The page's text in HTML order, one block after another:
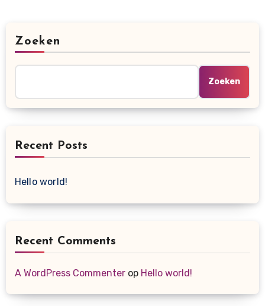
Zoeken
Zoeken
Recent Posts
Hello world!
Recent Comments
A WordPress Commenterop Hello world!